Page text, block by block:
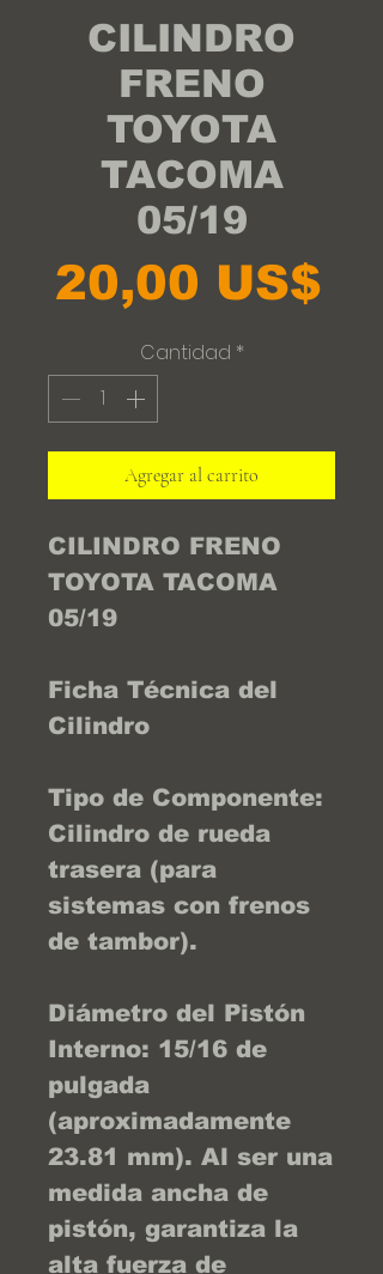
CILINDRO
FRENO
TOYOTA
TACOMA
05/19
20,00 US$
Cantidad *
Agregar al carrito
CILINDRO FRENO
TOYOTA TACOMA
05/19
Ficha Técnica del
Cilindro
Tipo de Componente:
Cilindro de rueda
trasera (para
sistemas con frenos
de tambor).
Diámetro del Pistón
Interno: 15/16 de
pulgada
(aproximadamente
23.81 mm). Al ser una
medida ancha de
pistón, garantiza la
alta fuerza de